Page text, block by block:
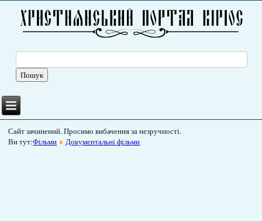
Сайт зачинений. Просимо вибачення за незручності.
Ви тут:Фільми Документальні фільми